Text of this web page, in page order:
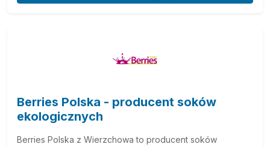
Berries Polska - producent soków
ekologicznych
Berries Polska z Wierzchowa to producent soków